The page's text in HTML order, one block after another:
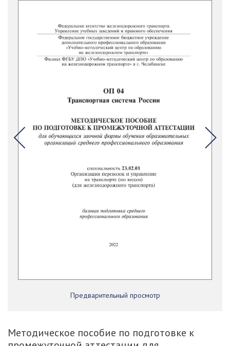
Предварительный просмотр
Методическое пособие по подготовке к